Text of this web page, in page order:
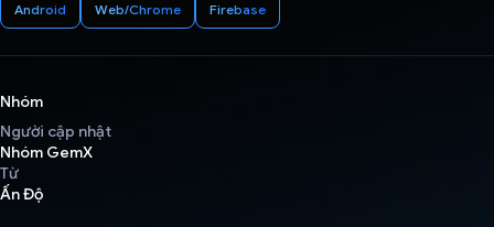
Android Web/Chrome Firebase
Nhóm
Người cập nhật
Nhóm GemX
Từ
Ấn Độ